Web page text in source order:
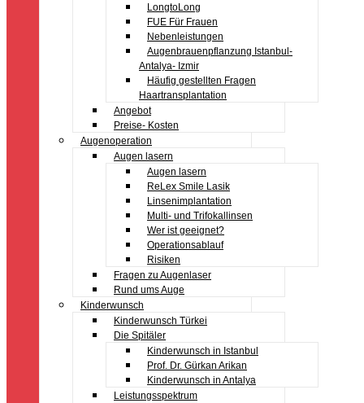
LongtoLong
FUE Für Frauen
Nebenleistungen
Augenbrauenpflanzung Istanbul-
Antalya- Izmir
Häufig gestellten Fragen
Haartransplantation
Angebot
Preise- Kosten
Augenoperation
Augen lasern
Augen lasern
ReLex Smile Lasik
Linsenimplantation
Multi- und Trifokallinsen
Wer ist geeignet?
Operationsablauf
Risiken
Fragen zu Augenlaser
Rund ums Auge
Kinderwunsch
Kinderwunsch Türkei
Die Spitäler
Kinderwunsch in Istanbul
Prof. Dr. Gürkan Arikan
Kinderwunsch in Antalya
Leistungsspektrum